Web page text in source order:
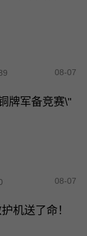
08-07
牌军备竞赛\"
08-07
机送了命！